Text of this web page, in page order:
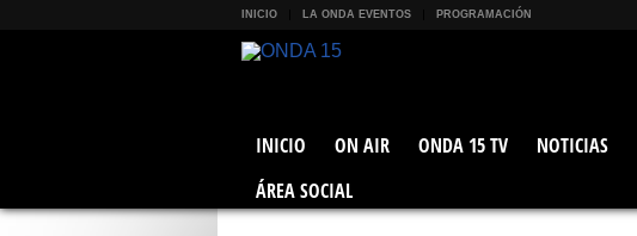
INICIO LA ONDA EVENTOS PROGRAMACIÓN
INICIO ON AIR ONDA 15 TV NOTICIAS
ÁREA SOCIAL